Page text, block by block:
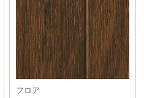
フロア